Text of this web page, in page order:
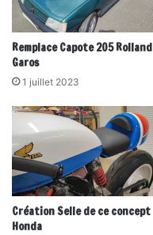
Remplace Capote 205 Rolland
Garos
1 juillet 2023
Création Selle de ce concept
Honda